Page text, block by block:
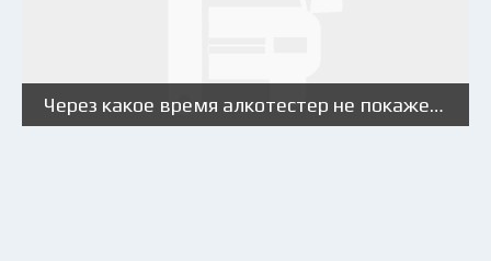
Через какое время алкотестер не покажет алкоголь?